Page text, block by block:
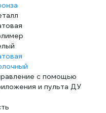
с помощью
и пульта ДУ